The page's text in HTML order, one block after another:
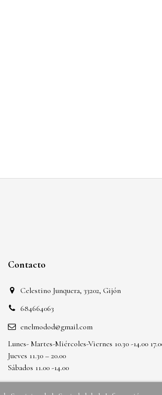
Contacto
Celestino Junquera, 33202, Gijón
684664063
enelmodod@gmail.com
Lunes- Martes-Miércoles-Viernes 10.30 -14.00
Jueves 11.30 – 20.00
Sábados 11.00 -14.00